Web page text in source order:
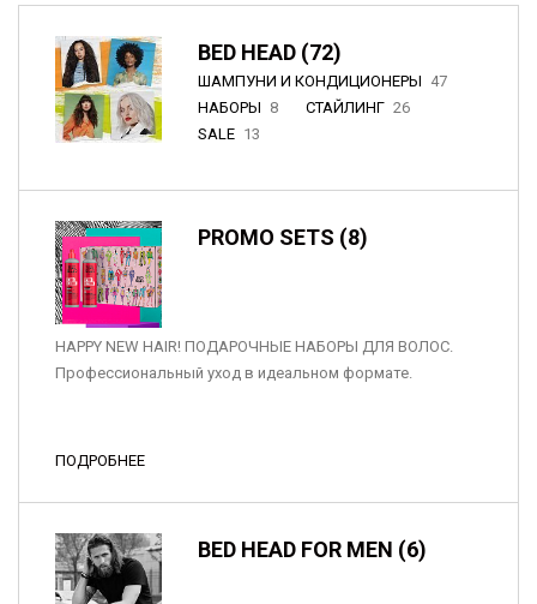
BED HEAD (72)
ШАМПУНИ И КОНДИЦИОНЕРЫ 47
НАБОРЫ 8 СТАЙЛИНГ 26
SALE 13
PROMO SETS (8)
HAPPY NEW HAIR! ПОДАРОЧНЫЕ НАБОРЫ ДЛЯ ВОЛОС.
Профессиональный уход в идеальном формате.
ПОДРОБНЕЕ
BED HEAD FOR MEN (6)